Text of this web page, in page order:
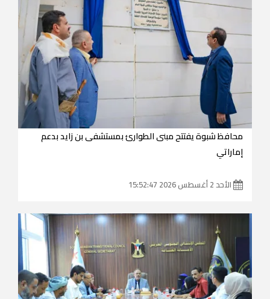
محافظ شبوة يفتتح مبنى الطوارئ بمستشفى بن زايد بدعم
إماراتي
الأحد 2 أغسطس 2026 15:52:47